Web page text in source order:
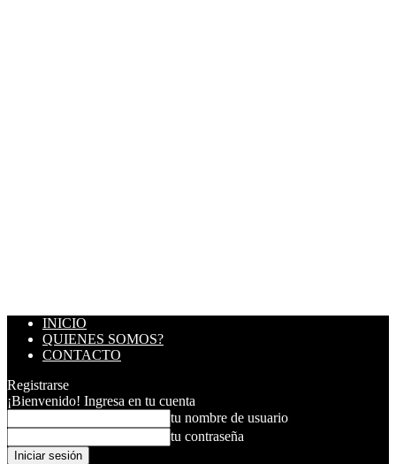
INICIO
QUIENES SOMOS?
CONTACTO
Registrarse
¡Bienvenido! Ingresa en tu cuenta
tu nombre de usuario
tu contraseña